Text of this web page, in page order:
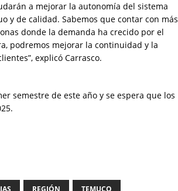
a mejorar la autonomía del sistema
y de calidad. Sabemos que contar con más
donde la demanda ha crecido por el
podremos mejorar la continuidad y la
explicó Carrasco.
semestre de este año y se espera que los
REGIÓN TEMUCO